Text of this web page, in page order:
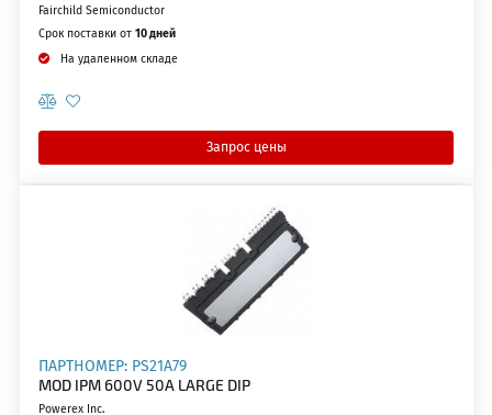
Fairchild Semiconductor
Срок поставки от 10 дней
На удаленном складе
Запрос цены
ПАРТНОМЕР: PS21A79
MOD IPM 600V 50A LARGE DIP
Powerex Inc.